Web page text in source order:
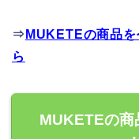
⇒ MUKETEの商品
ら
MUKETEの商